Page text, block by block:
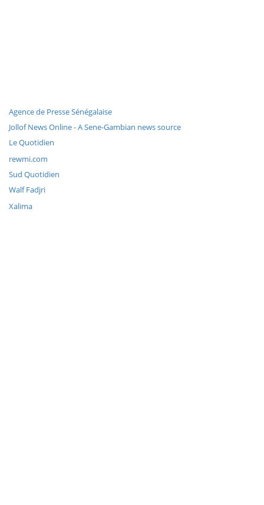
Agence de Presse Sénégalaise
Jollof News Online - A Sene-Gambian news source
Le Quotidien
rewmi.com
Sud Quotidien
Walf Fadjri
Xalima